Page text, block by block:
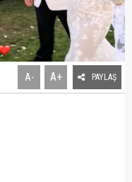
A- A+ PAYLAŞ